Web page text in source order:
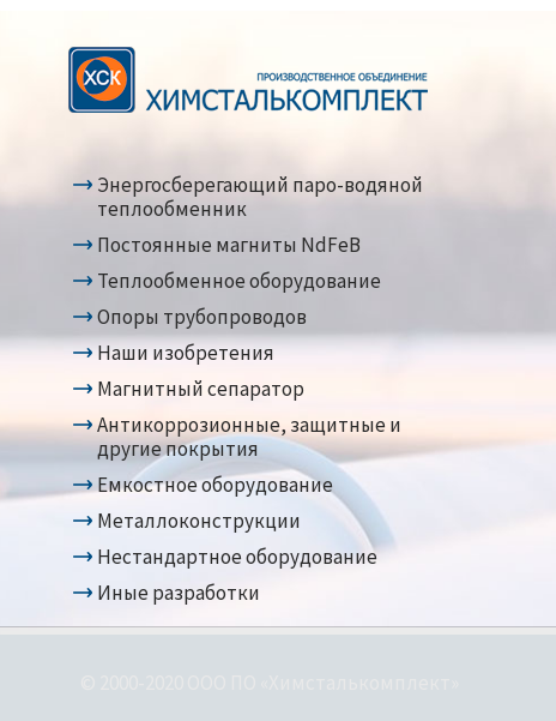
Энергосберегающий паро-водяной
теплообменник
Постоянные магниты NdFeB
Теплообменное оборудование
Опоры трубопроводов
Наши изобретения
Магнитный сепаратор
Антикоррозионные, защитные и
другие покрытия
Емкостное оборудование
Металлоконструкции
Нестандартное оборудование
Иные разработки